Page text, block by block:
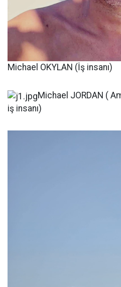
Michael OKYLAN (İş insanı)
Michael JORDAN (
iş insanı)